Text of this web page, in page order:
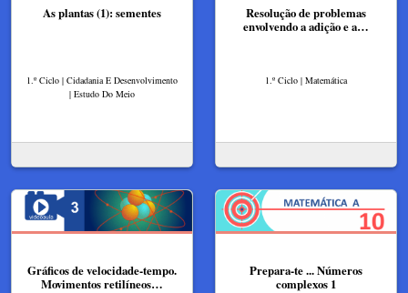
As plantas (1): sementes
1.º Ciclo | Cidadania E Desenvolvimento
| Estudo Do Meio
Resolução de problemas
envolvendo a adição e a…
1.º Ciclo | Matemática
Gráficos de velocidade-tempo.
Movimentos retilíneos…
Prepara-te ... Números
complexos 1